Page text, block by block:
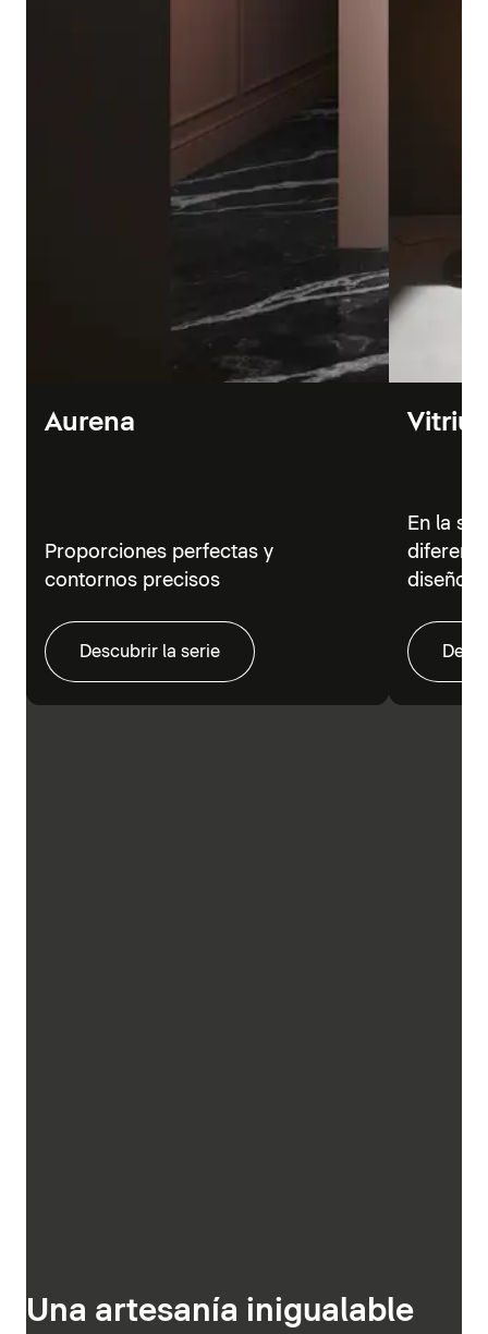
Aurena
Proporciones perfectas y
contornos precisos
Descubrir la serie
En la
diseño
Una artesanía inigualable